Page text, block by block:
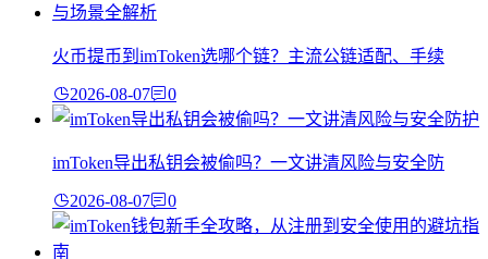
火币提币到imToken选哪个链？主流公链适配、手续
2026-08-07 0
imToken导出私钥会被偷吗？一文讲清风险与安全防
2026-08-07 0